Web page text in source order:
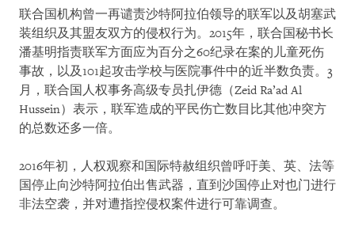
联合国机构曾一再谴责沙特阿拉伯领导的联军以及胡塞武
装组织及其盟友双方的侵权行为。2015年，联合国秘书长
潘基明指责联军方面应为百分之60纪录在案的儿童死伤
事故，以及101起攻击学校与医院事件中的近半数负责。3
月，联合国人权事务高级专员扎伊德（Zeid Ra’ad Al
Hussein）表示，联军造成的平民伤亡数目比其他冲突方
的总数还多一倍。
2016年初，人权观察和国际特赦组织曾呼吁美、英、法等
国停止向沙特阿拉伯出售武器，直到沙国停止对也门进行
非法空袭，并对遭指控侵权案件进行可靠调查。